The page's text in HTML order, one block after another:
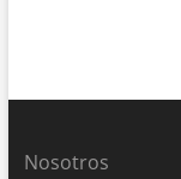
Nosotros